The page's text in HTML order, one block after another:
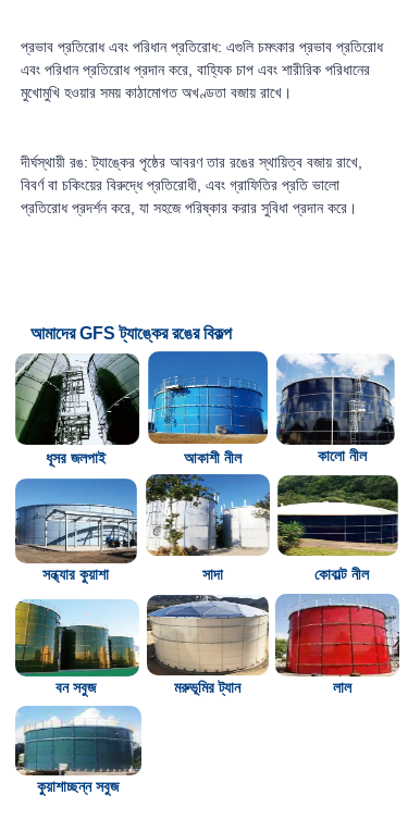
প্রভাব প্রতিরোধ এবং পরিধান প্রতিরোধ: এগুলি চমৎকার প্রভাব প্রতিরোধ
এবং পরিধান প্রতিরোধ প্রদান করে, বাহ্যিক চাপ এবং শারীরিক পরিধানের
মুখোমুখি হওয়ার সময় কাঠামোগত অখণ্ডতা বজায় রাখে।
দীর্ঘস্থায়ী রঙ: ট্যাঙ্কের পৃষ্ঠের আবরণ তার রঙের স্থায়িত্ব বজায় রাখে,
বিবর্ণ বা চকিংয়ের বিরুদ্ধে প্রতিরোধী, এবং গ্রাফিতির প্রতি ভালো
প্রতিরোধ প্রদর্শন করে, যা সহজে পরিষ্কার করার সুবিধা প্রদান করে।
আমাদের GFS ট্যাঙ্কের রঙের বিকল্প
ধূসর জলপাই কালো নীল
সাদা
বন সবুজ লাল
আকাশী নীল
সন্ধ্যার কুয়াশা কোবাল্ট নীল
মরুভূমির ট্যান
কুয়াশাচ্ছন্ন সবুজ